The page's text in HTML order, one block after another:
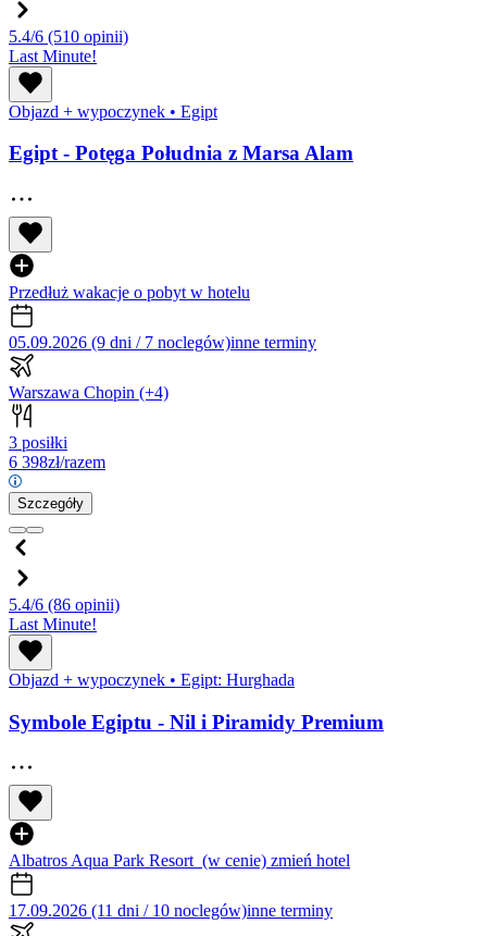
5.4/6 (510 opinii)
Last Minute!
Objazd + wypoczynek • Egipt
Egipt - Potęga Południa z Marsa Alam
Przedłuż wakacje o pobyt w hotelu
05.09.2026 (9 dni / 7 noclegów)inne terminy
Warszawa Chopin (+4)
3 posiłki
6 398zł/razem
Szczegóły
5.4/6 (86 opinii)
Last Minute!
Objazd + wypoczynek • Egipt: Hurghada
Symbole Egiptu - Nil i Piramidy Premium
Albatros Aqua Park Resort(w cenie) zmień hotel
17.09.2026 (11 dni / 10 noclegów)inne terminy